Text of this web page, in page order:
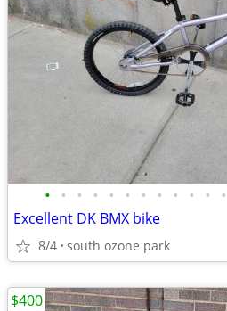
• • • • • • • • • • • •
Excellent DK BMX bike
8/4 south ozone park
$400